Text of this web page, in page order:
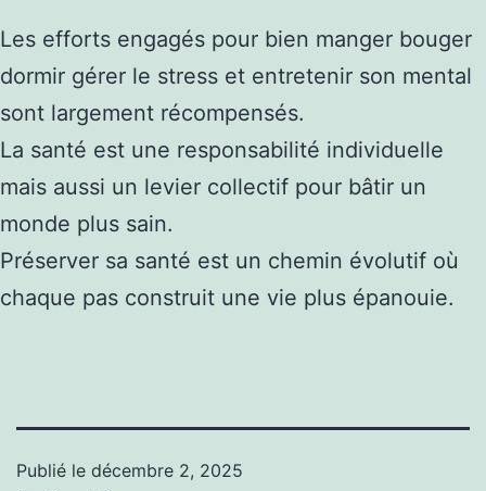
Les efforts engagés pour bien manger bouger
dormir gérer le stress et entretenir son mental
sont largement récompensés.
La santé est une responsabilité individuelle
mais aussi un levier collectif pour bâtir un
monde plus sain.
Préserver sa santé est un chemin évolutif où
chaque pas construit une vie plus épanouie.
Publié le décembre 2, 2025